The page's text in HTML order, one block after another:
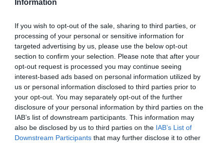
Information
If you wish to opt-out of the sale, sharing to third parties, or
processing of your personal or sensitive information for
targeted advertising by us, please use the below opt-out
section to confirm your selection. Please note that after your
opt-out request is processed you may continue seeing
interest-based ads based on personal information utilized by
us or personal information disclosed to third parties prior to
your opt-out. You may separately opt-out of the further
disclosure of your personal information by third parties on the
IAB’s list of downstream participants. This information may
also be disclosed by us to third parties on the IAB’s List of
Downstream Participants that may further disclose it to other